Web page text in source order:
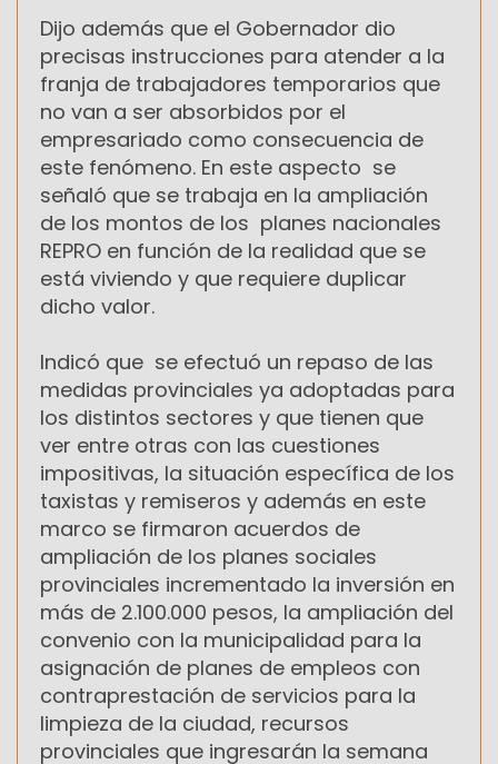
Dijo además que el Gobernador dio
precisas instrucciones para atender a la
franja de trabajadores temporarios que
no van a ser absorbidos por el
empresariado como consecuencia de
este fenómeno. En este aspecto se
señaló que se trabaja en la ampliación
de los montos de los planes nacionales
REPRO en función de la realidad que se
está viviendo y que requiere duplicar
dicho valor.
Indicó que se efectuó un repaso de las
medidas provinciales ya adoptadas para
los distintos sectores y que tienen que
ver entre otras con las cuestiones
impositivas, la situación específica de los
taxistas y remiseros y además en este
marco se firmaron acuerdos de
ampliación de los planes sociales
provinciales incrementado la inversión en
más de 2.100.000 pesos, la ampliación del
convenio con la municipalidad para la
asignación de planes de empleos con
contraprestación de servicios para la
limpieza de la ciudad, recursos
provinciales que ingresarán la semana